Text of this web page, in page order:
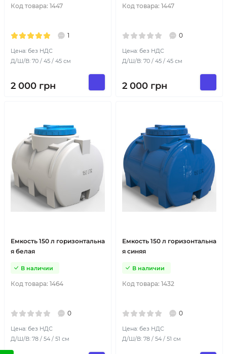
Код товара: 1447
1
Цена: без НДС
Д/Ш/В: 70 / 45 / 45 см
2 000 грн
Код товара: 1447
0
Цена: без НДС
Д/Ш/В: 70 / 45 / 45 см
2 000 грн
Емкость 150 л горизонтальна
я белая
Код товара: 1464
В наличии
0
Цена: без НДС
Д/Ш/В: 78 / 54 / 51 см
Емкость 150 л горизонтальна
я синяя
Код товара: 1432
В наличии
0
Цена: без НДС
Д/Ш/В: 78 / 54 / 51 см